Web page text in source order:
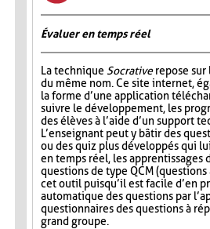
Évaluer en temps réel
La technique Socrativerepose sur
du même nom. Ce site internet,
la forme d’une application
suivre le développement, les
des élèves à l’aide d’un support
L’enseignant peut y bâtir des
ou des quiz plus développés qui
en temps réel, les apprentissages
questions de type QCM
cet outil puisqu’il est facile d’en
automatique des questions par
questionnaires des questions à
grand groupe.